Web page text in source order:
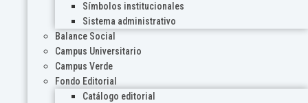
Símbolos institucionales
Sistema administrativo
Balance Social
Campus Universitario
Campus Verde
Fondo Editorial
Catálogo editorial